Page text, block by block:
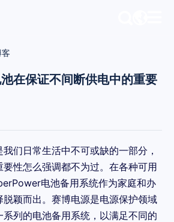
客
在保证不间断供电中的重要
们日常生活中不可或缺的一部分，
性怎么强调都不为过。在各种可用
电池备用系统作为家庭和办
颖而出。赛博电源是电源保护领域
列的电池备用系统，以满足不同的